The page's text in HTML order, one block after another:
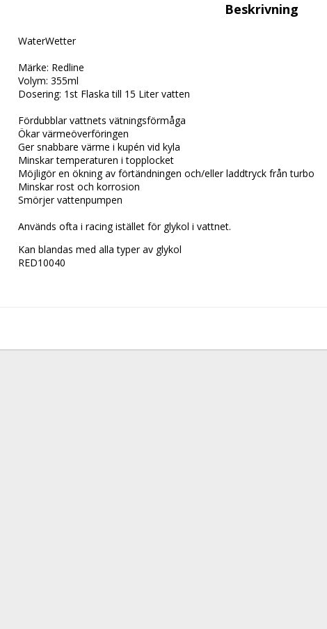
Beskrivning
WaterWetter
Märke: Redline
Volym: 355ml
Dosering: 1st Flaska till 15 Liter vatten
Fördubblar vattnets vätningsförmåga
Ökar värmeöverföringen
Ger snabbare värme i kupén vid kyla
Minskar temperaturen i topplocket
Möjligör en ökning av förtändningen och/eller laddtryck från turbo
Minskar rost och korrosion
Smörjer vattenpumpen
Används ofta i racing istället för glykol i vattnet.
Kan blandas med alla typer av glykol
RED10040